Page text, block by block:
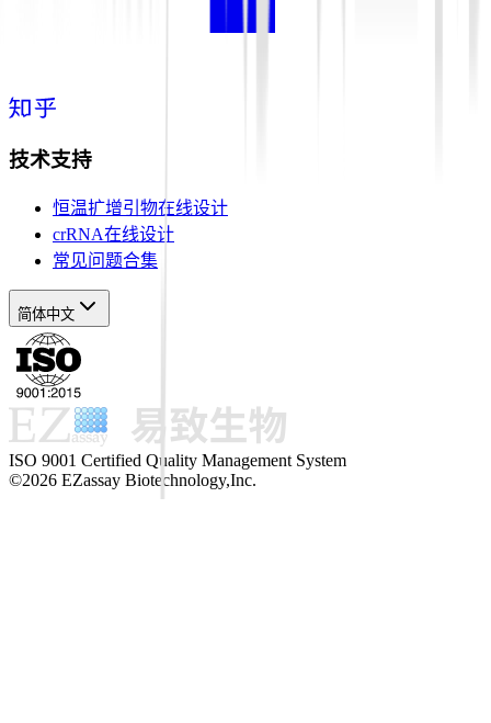
技术支持
恒温扩增引物在线设计
crRNA在线设计
常见问题合集
简体中文
ISO 9001 Certified Quality Management System
©2026 EZassay Biotechnology,Inc.